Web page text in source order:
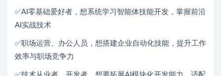
✅AI零基础爱好者，想系统学习智能体技能开发，掌握前沿
AI实战技术
✅职场运营、办公人员，想搭建企业自动化技能，提升工作
效率与职场竞争力